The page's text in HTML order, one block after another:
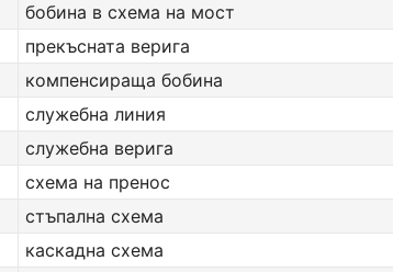
бобина в схема на мост
прекъсната верига
компенсираща бобина
служебна линия
служебна верига
схема на пренос
стъпална схема
каскадна схема